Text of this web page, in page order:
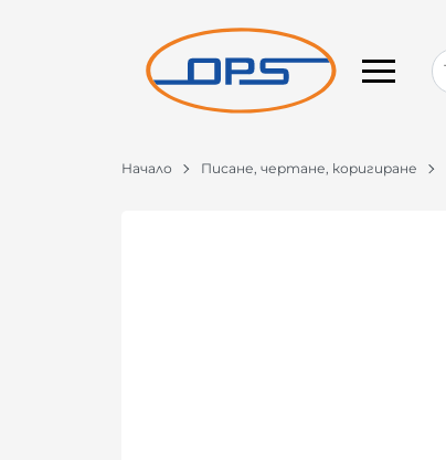
Начало Писане, чертане, коригиране